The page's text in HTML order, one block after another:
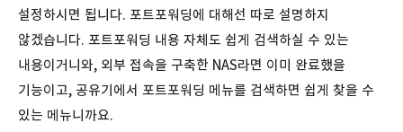
설정하시면 됩니다. 포트포워딩에 대해선 따로 설명하지
않겠습니다. 포트포워딩 내용 자체도 쉽게 검색하실 수 있는
내용이거니와, 외부 접속을 구축한 NAS라면 이미 완료했을
기능이고, 공유기에서 포트포워딩 메뉴를 검색하면 쉽게 찾을 수
있는 메뉴니까요.